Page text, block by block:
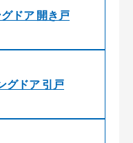
ドア 開き戸
グドア 引戸